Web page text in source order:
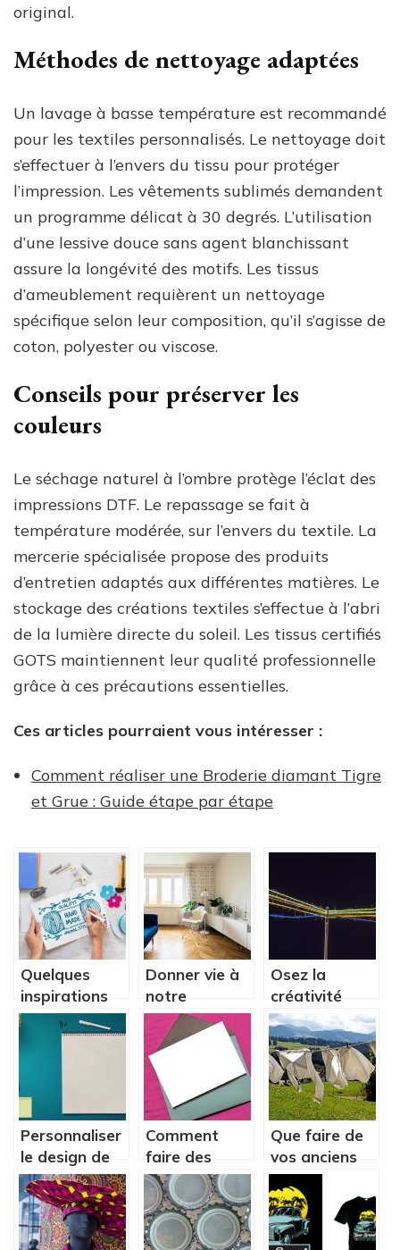
original.
Méthodes de nettoyage adaptées
Un lavage à basse température est recommandé
pour les textiles personnalisés. Le nettoyage doit
s’effectuer à l’envers du tissu pour protéger
l’impression. Les vêtements sublimés demandent
un programme délicat à 30 degrés. L’utilisation
d’une lessive douce sans agent blanchissant
assure la longévité des motifs. Les tissus
d’ameublement requièrent un nettoyage
spécifique selon leur composition, qu’il s’agisse de
coton, polyester ou viscose.
Conseils pour préserver les
couleurs
Le séchage naturel à l’ombre protège l’éclat des
impressions DTF. Le repassage se fait à
température modérée, sur l’envers du textile. La
mercerie spécialisée propose des produits
d’entretien adaptés aux différentes matières. Le
stockage des créations textiles s’effectue à l’abri
de la lumière directe du soleil. Les tissus certifiés
GOTS maintiennent leur qualité professionnelle
grâce à ces précautions essentielles.
Ces articles pourraient vous intéresser :
Comment réaliser une Broderie diamant Tigre
et Grue : Guide étape par étape
Quelques
inspirations
de décoration
à la DIY
Donner vie à
notre
intérieur.
Osez la
créativité
avec les kits
DIY
Personnaliser
le design de
son mur avec
peu de choses
Comment
faire des
cartes
d’anniversaire
?
Que faire de
vos anciens
vêtements ?